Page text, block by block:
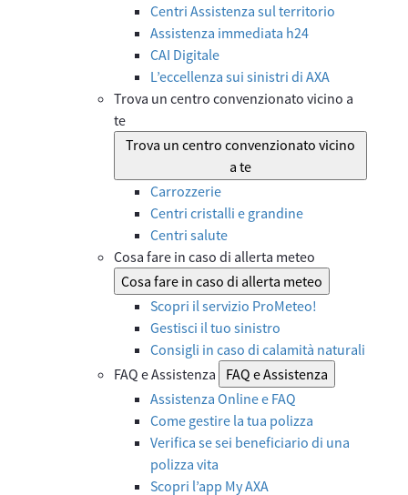
Centri Assistenza sul territorio
Assistenza immediata h24
CAI Digitale
L’eccellenza sui sinistri di AXA
Trova un centro convenzionato vicino a
te
Trova un centro convenzionato vicino
a te
Carrozzerie
Centri cristalli e grandine
Centri salute
Cosa fare in caso di allerta meteo
Cosa fare in caso di allerta meteo
Scopri il servizio ProMeteo!
Gestisci il tuo sinistro
Consigli in caso di calamità naturali
FAQ e Assistenza
FAQ e Assistenza
Assistenza Online e FAQ
Come gestire la tua polizza
Verifica se sei beneficiario di una
polizza vita
Scopri l’app My AXA